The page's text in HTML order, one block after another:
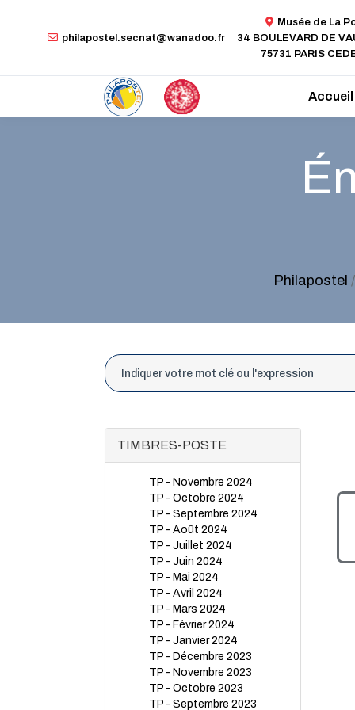
philapostel.secnat@wanadoo.fr
Musée de La
34 BOULEVARD DE
75731 PARIS
Accueil
Philapostel /
TIMBRES-POSTE
TP - Novembre 2024
TP - Octobre 2024
TP - Septembre 2024
TP - Août 2024
TP - Juillet 2024
TP - Juin 2024
TP - Mai 2024
TP - Avril 2024
TP - Mars 2024
TP - Février 2024
TP - Janvier 2024
TP - Décembre 2023
TP - Novembre 2023
TP - Octobre 2023
TP - Septembre 2023